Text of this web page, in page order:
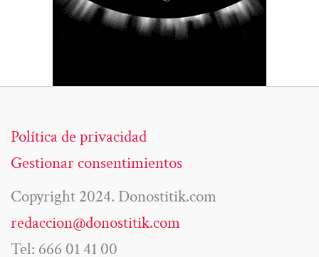
Política de privacidad
Gestionar consentimientos
Copyright 2024. Donostitik.com
redaccion@donostitik.com
Tel: 666 01 41 00